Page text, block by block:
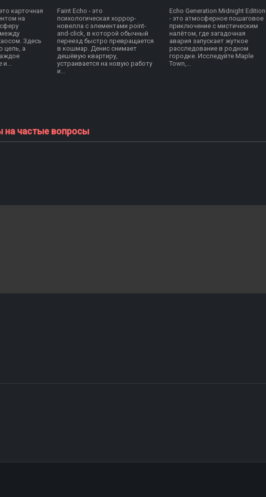
карточная
на
Здесь
цель, а
и...
Faint Echo - это
психологическая хоррор-
новелла с элементами point-
and-click, в которой обычный
переезд быстро превращается
в кошмар. Денис снимает
дешёвую квартиру,
устраивается на новую работу
и...
Echo Generation Midnight Edition
- это атмосферное пошаговое
приключение с мистическим
налётом, где загадочная
авария запускает жуткое
расследование в родном
городке. Исследуйте Maple
Town,...
на частые вопросы